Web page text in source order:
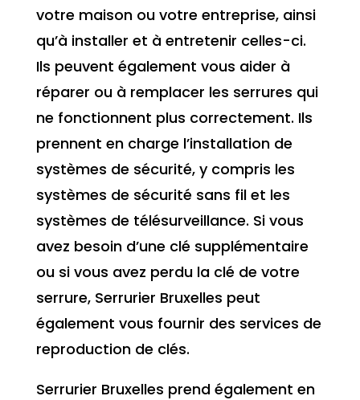
votre maison ou votre entreprise, ainsi
qu’à installer et à entretenir celles-ci.
Ils peuvent également vous aider à
réparer ou à remplacer les serrures qui
ne fonctionnent plus correctement. Ils
prennent en charge l’installation de
systèmes de sécurité, y compris les
systèmes de sécurité sans fil et les
systèmes de télésurveillance. Si vous
avez besoin d’une clé supplémentaire
ou si vous avez perdu la clé de votre
serrure, Serrurier Bruxelles peut
également vous fournir des services de
reproduction de clés.
Serrurier Bruxelles prend également en